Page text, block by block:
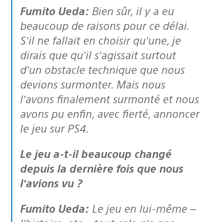
Fumito Ueda: Bien sûr, il y a eu
beaucoup de raisons pour ce délai.
S’il ne fallait en choisir qu’une, je
dirais que qu’il s’agissait surtout
d’un obstacle technique que nous
devions surmonter. Mais nous
l’avons finalement surmonté et nous
avons pu enfin, avec fierté, annoncer
le jeu sur PS4.
Le jeu a-t-il beaucoup changé
depuis la dernière fois que nous
l’avions vu ?
Fumito Ueda: Le jeu en lui-même –